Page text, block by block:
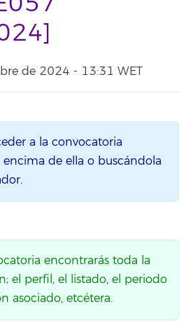
de 2024 - 13:31 WET
a la convocatoria
de ella o buscándola
encontrarás toda la
el perfil, el listado, el periodo
asociado, etcétera.